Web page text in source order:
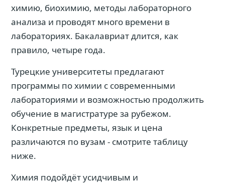
химию, биохимию, методы лабораторного
анализа и проводят много времени в
лабораториях. Бакалавриат длится, как
правило, четыре года.
Турецкие университеты предлагают
программы по химии с современными
лабораториями и возможностью продолжить
обучение в магистратуре за рубежом.
Конкретные предметы, язык и цена
различаются по вузам - смотрите таблицу
ниже.
Химия подойдёт усидчивым и